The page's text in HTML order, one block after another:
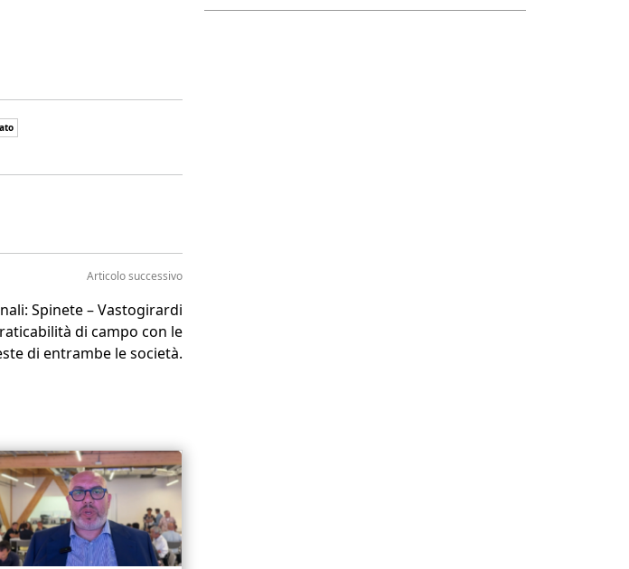
Articolo successivo
Spinete – Vastogirardi
di campo con le
di entrambe le società.